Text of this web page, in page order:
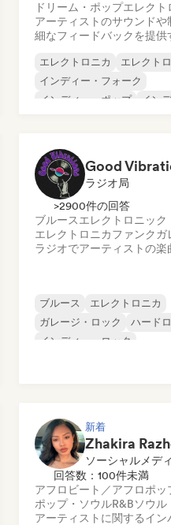
ドリーム・ポップエレクト
アーティストのサウンドや
細なフィードバックを提供
エレクトロニカ
エレクト
インディー・フォーク
インディー・ポップ
イン
ック
Good
ラジオ局
>2900件の回答
ブルースエレクトロニック
エレクトロニカファンクガ
ラジオでアーティストの楽
ブルース
エレクトロニカ
ガレージ・ロック
ハード
インディー・ロック
新着
Zhakira
回答数：100件未満
アフロビート／アフロポッ
ポップ・ソウルR&Bソウル
アーティストに関するイン